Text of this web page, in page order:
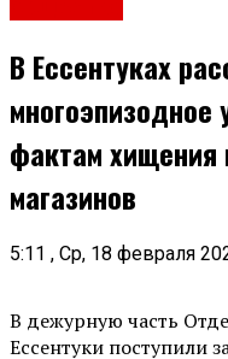
В Ессентуках
многоэпизодное
фактам хищения
магазинов
5:11 , Ср, 18 февраля
В дежурную часть
Ессентуки поступили